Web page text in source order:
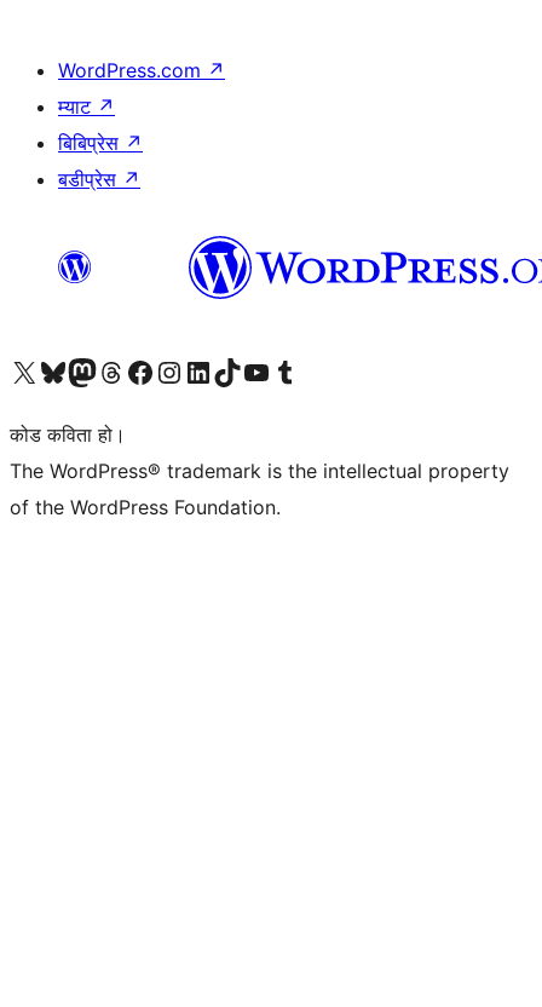
WordPress.com ↗
म्याट ↗
बिबिप्रेस ↗
बडीप्रेस ↗
हाम्रो X (पहिले ट्विटर) खातामा जानुहोस्
हाम्रो Bluesky खाता भ्रमण गर्नुहोस्
हाम्रो म्यास्टोडन खाता भ्रमण गर्नुहोस्
हाम्रो थ्रेड्स खातामा जानुहोस्
हाम्रो फेसबुक पेजमा जानुहोस्
हाम्रो इन्स्टाग्राम खातामा जानुहोस्
हाम्रो लिङ्क्डइन खातामा जानुहोस्
हाम्रो TikTok खाता भ्रमण गर्नुहोस्
हाम्रो युट्युब च्यानलमा जानुहोस्
हाम्रो टम्बलर खाता भ्रमण गर्नुहोस्
कोड कविता हो।
The WordPress® trademark is the intellectual property
of the WordPress Foundation.